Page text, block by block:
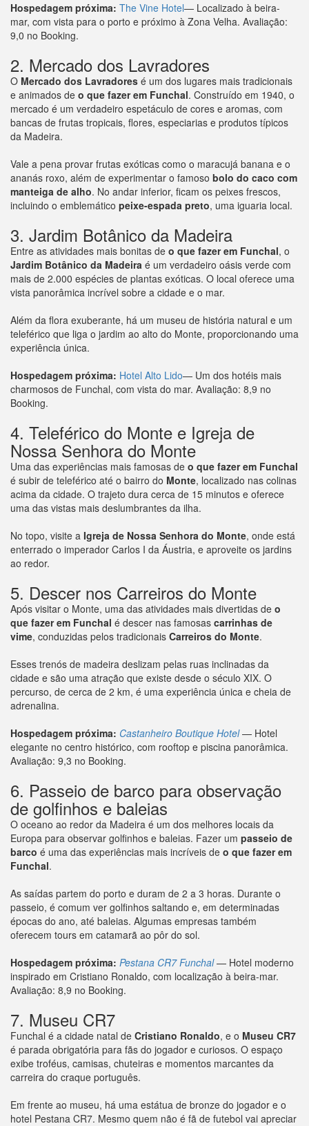
Hospedagem próxima: The Vine Hotel— Localizado à beira-
mar, com vista para o porto e próximo à Zona Velha. Avaliação:
9,0 no Booking.
2. Mercado dos Lavradores
O Mercado dos Lavradores é um dos lugares mais tradicionais
e animados de o que fazer em Funchal. Construído em 1940, o
mercado é um verdadeiro espetáculo de cores e aromas, com
bancas de frutas tropicais, flores, especiarias e produtos típicos
da Madeira.
Vale a pena provar frutas exóticas como o maracujá banana e o
ananás roxo, além de experimentar o famoso bolo do caco com
manteiga de alho. No andar inferior, ficam os peixes frescos,
incluindo o emblemático peixe-espada preto, uma iguaria local.
3. Jardim Botânico da Madeira
Entre as atividades mais bonitas de o que fazer em Funchal, o
Jardim Botânico da Madeira é um verdadeiro oásis verde com
mais de 2.000 espécies de plantas exóticas. O local oferece uma
vista panorâmica incrível sobre a cidade e o mar.
Além da flora exuberante, há um museu de história natural e um
teleférico que liga o jardim ao alto do Monte, proporcionando uma
experiência única.
Hospedagem próxima: Hotel Alto Lido— Um dos hotéis mais
charmosos de Funchal, com vista do mar. Avaliação: 8,9 no
Booking.
4. Teleférico do Monte e Igreja de
Nossa Senhora do Monte
Uma das experiências mais famosas de o que fazer em Funchal
é subir de teleférico até o bairro do Monte, localizado nas colinas
acima da cidade. O trajeto dura cerca de 15 minutos e oferece
uma das vistas mais deslumbrantes da ilha.
No topo, visite a Igreja de Nossa Senhora do Monte, onde está
enterrado o imperador Carlos I da Áustria, e aproveite os jardins
ao redor.
5. Descer nos Carreiros do Monte
Após visitar o Monte, uma das atividades mais divertidas de o
que fazer em Funchal é descer nas famosas carrinhas de
vime, conduzidas pelos tradicionais Carreiros do Monte.
Esses trenós de madeira deslizam pelas ruas inclinadas da
cidade e são uma atração que existe desde o século XIX. O
percurso, de cerca de 2 km, é uma experiência única e cheia de
adrenalina.
Hospedagem próxima: Castanheiro Boutique Hotel— Hotel
elegante no centro histórico, com rooftop e piscina panorâmica.
Avaliação: 9,3 no Booking.
6. Passeio de barco para observação
de golfinhos e baleias
O oceano ao redor da Madeira é um dos melhores locais da
Europa para observar golfinhos e baleias. Fazer um passeio de
barco é uma das experiências mais incríveis de o que fazer em
Funchal.
As saídas partem do porto e duram de 2 a 3 horas. Durante o
passeio, é comum ver golfinhos saltando e, em determinadas
épocas do ano, até baleias. Algumas empresas também
oferecem tours em catamarã ao pôr do sol.
Hospedagem próxima: Pestana CR7 Funchal— Hotel moderno
inspirado em Cristiano Ronaldo, com localização à beira-mar.
Avaliação: 8,9 no Booking.
7. Museu CR7
Funchal é a cidade natal de Cristiano Ronaldo, e o Museu CR7
é parada obrigatória para fãs do jogador e curiosos. O espaço
exibe troféus, camisas, chuteiras e momentos marcantes da
carreira do craque português.
Em frente ao museu, há uma estátua de bronze do jogador e o
hotel Pestana CR7. Mesmo quem não é fã de futebol vai apreciar